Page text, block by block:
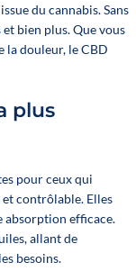
du cannabis. Sans
bien plus. Que vous
la douleur, le CBD
plus
pour ceux qui
contrôlable. Elles
absorption efficace.
allant de
besoins.